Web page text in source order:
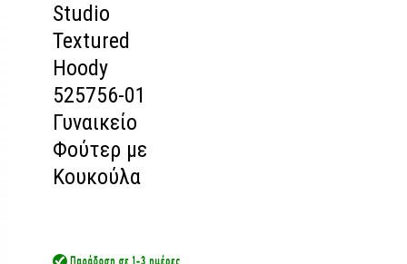
Studio
Textured
Hoody
525756-01
Γυναικείο
Φούτερ με
Κουκούλα